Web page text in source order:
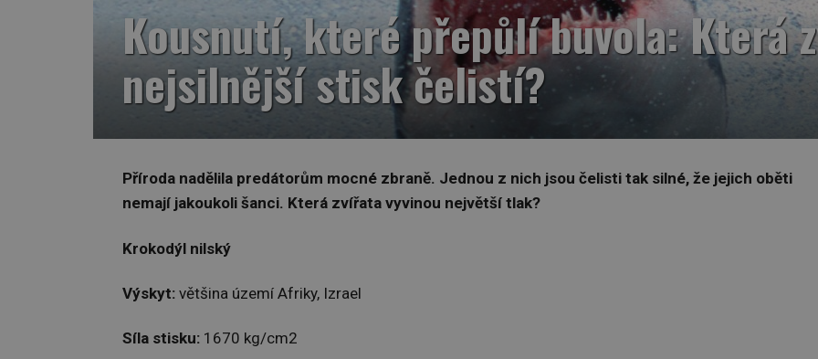
Kousnutí, které přepůlí buvola: Která
nejsilnější stisk čelistí?
Příroda nadělila predátorům mocné zbraně. Jednou z nich jsou čelisti tak silné, že jejich oběti
nemají jakoukoli šanci. Která zvířata vyvinou největší tlak?
Krokodýl nilský
Výskyt: většina území Afriky, Izrael
Síla stisku: 1670 kg/cm2